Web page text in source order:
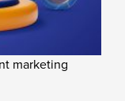
marketing